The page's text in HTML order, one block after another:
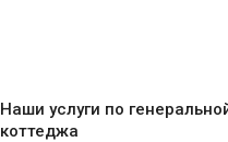
Наши услуги по
коттеджа